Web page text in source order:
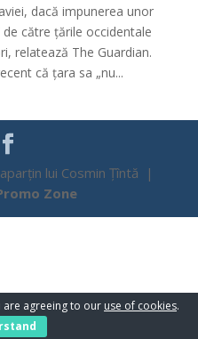
dacă impunerea unor
către țările occidentale
relatează The Guardian.
că țara sa „nu...
lui Cosmin Țîntă |
Zone
are agreeing to our use of cookies.